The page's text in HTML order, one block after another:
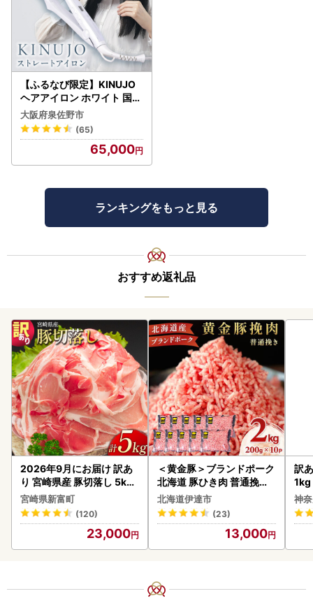
【ふるなび限定】KINUJO
ヘアアイロン ホワイト 国内
製造 FN-Limited-PR
大阪府泉佐野市
(65)
65,000
ランキングをもっと見る
おすすめ返礼品
2026年9月にお届け 訳あ
り 宮崎県産 豚切落し 5kg
C325-2506-2609
宮崎県新富町
(120)
23,000
＜黄金豚＞ブランドポーク
北海道 豚ひき肉 普通挽き
200g 10パック 計2kg
北海道伊達市
(23)
13,000
訳
1kg
神